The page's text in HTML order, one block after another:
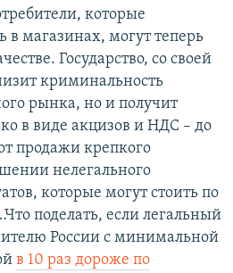
которые
в магазинах, могут теперь
Государство, со своей
криминальность
рынка, но и получит
в виде акцизов и НДС – до
продажи крепкого
нелегального
которые могут стоить по
поделать, если легальный
России с минимальной
в 10 раз дороже по